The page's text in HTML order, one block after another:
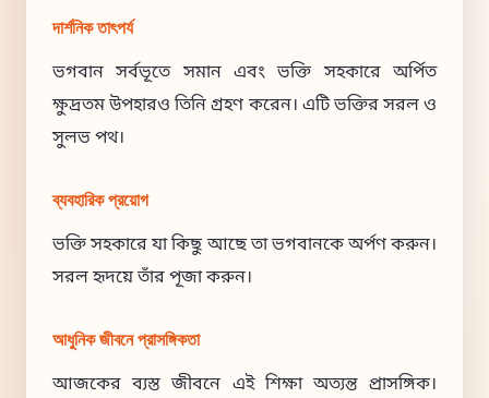
দার্শনিক তাৎপর্য
ভগবান সর্বভূতে সমান এবং ভক্তি সহকারে অর্পিত
ক্ষুদ্রতম উপহারও তিনি গ্রহণ করেন। এটি ভক্তির সরল ও
সুলভ পথ।
ব্যবহারিক প্রয়োগ
ভক্তি সহকারে যা কিছু আছে তা ভগবানকে অর্পণ করুন।
সরল হৃদয়ে তাঁর পূজা করুন।
আধুনিক জীবনে প্রাসঙ্গিকতা
আজকের ব্যস্ত জীবনে এই শিক্ষা অত্যন্ত প্রাসঙ্গিক।